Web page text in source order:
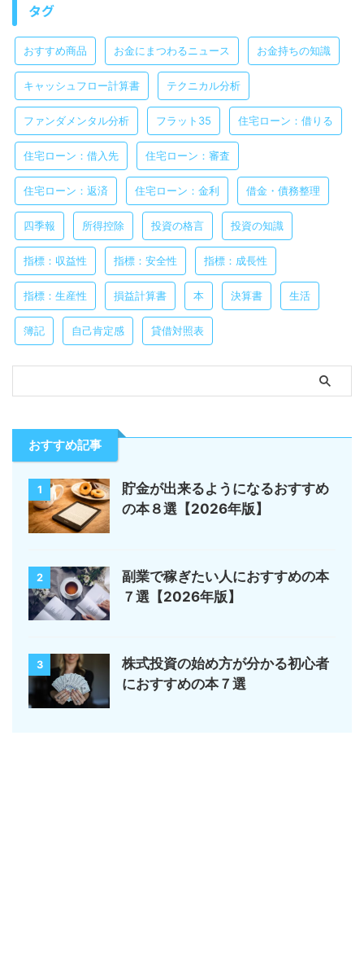
タグ
おすすめ商品 お金にまつわるニュース お金持ちの知識
キャッシュフロー計算書 テクニカル分析
ファンダメンタル分析 フラット35 住宅ローン：借りる
住宅ローン：借入先 住宅ローン：審査
住宅ローン：返済 住宅ローン：金利 借金・債務整理
四季報 所得控除 投資の格言 投資の知識
指標：収益性 指標：安全性 指標：成長性
指標：生産性 損益計算書 本 決算書 生活
簿記 自己肯定感 貸借対照表
おすすめ記事
1
貯金が出来るようになるおすすめ
の本８選【2026年版】
2
副業で稼ぎたい人におすすめの本
７選【2026年版】
3
株式投資の始め方が分かる初心者
におすすめの本７選